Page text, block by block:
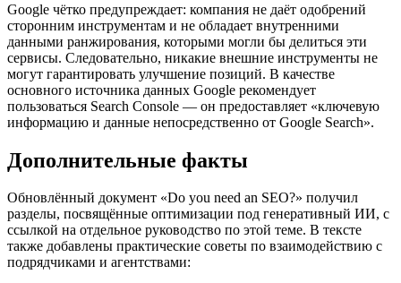
Google чётко предупреждает: компания не даёт одобрений
сторонним инструментам и не обладает внутренними
данными ранжирования, которыми могли бы делиться эти
сервисы. Следовательно, никакие внешние инструменты не
могут гарантировать улучшение позиций. В качестве
основного источника данных Google рекомендует
пользоваться Search Console — он предоставляет «ключевую
информацию и данные непосредственно от Google Search».
Дополнительные факты
Обновлённый документ «Do you need an SEO?» получил
разделы, посвящённые оптимизации под генеративный ИИ, с
ссылкой на отдельное руководство по этой теме. В тексте
также добавлены практические советы по взаимодействию с
подрядчиками и агентствами: